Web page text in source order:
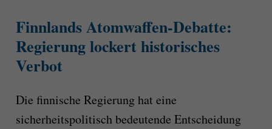
Finnlands Atomwaffen-Debatte:
Regierung lockert historisches
Verbot
Die finnische Regierung hat eine
sicherheitspolitisch bedeutende Entscheidung